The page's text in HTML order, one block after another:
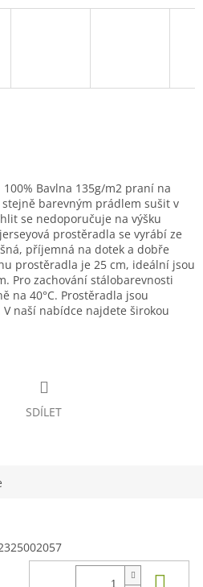
100% Bavlna 135g/m2 praní na
barevným prádlem sušit v
se nedoporučuje na výšku
prostěradla se vyrábí ze
příjemná na dotek a dobře
prostěradla je 25 cm, ideální jsou
Pro zachování stálobarevnosti
na 40°C. Prostěradla jsou
naší nabídce najdete širokou
SDÍLET